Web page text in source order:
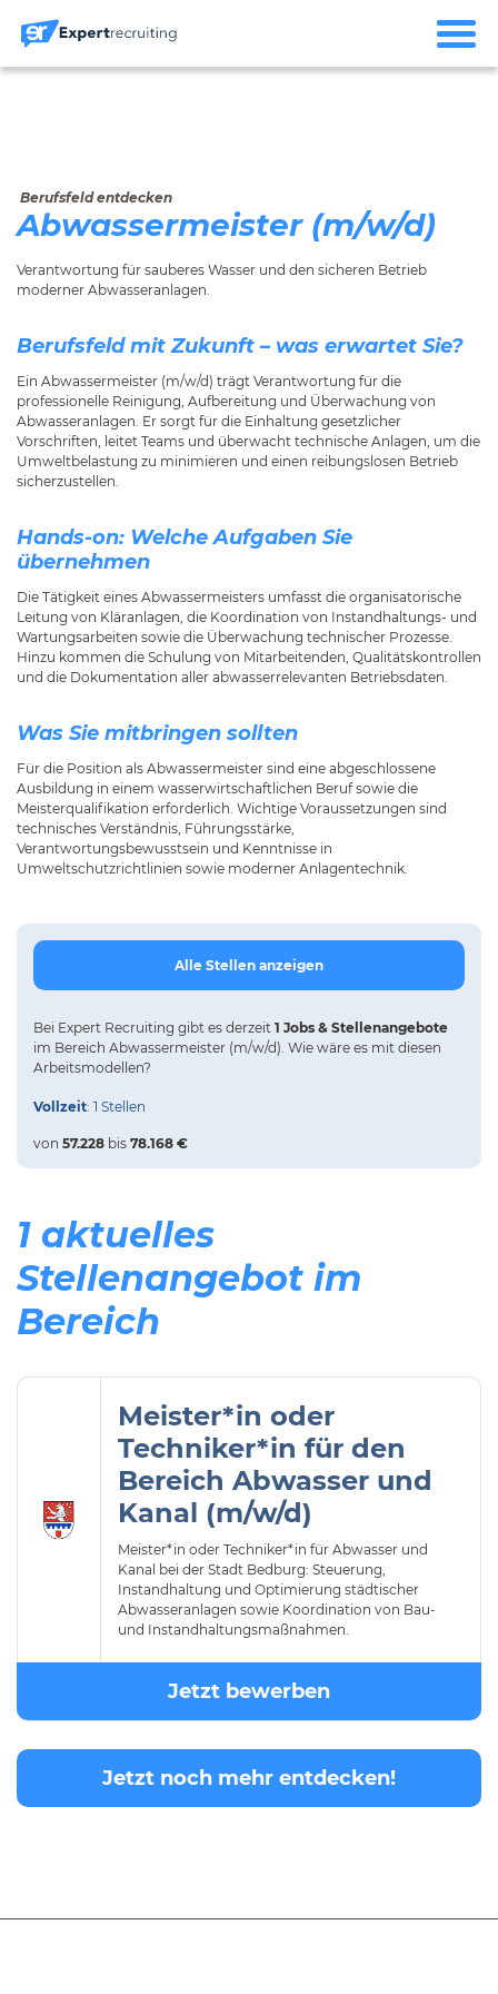
Berufsfeld entdecken
Abwassermeister (m/w/d)
Verantwortung für sauberes Wasser und den sicheren Betrieb
moderner Abwasseranlagen.
Berufsfeld mit Zukunft – was erwartet Sie?
Ein Abwassermeister (m/w/d) trägt Verantwortung für die
professionelle Reinigung, Aufbereitung und Überwachung von
Abwasseranlagen. Er sorgt für die Einhaltung gesetzlicher
Vorschriften, leitet Teams und überwacht technische Anlagen, um die
Umweltbelastung zu minimieren und einen reibungslosen Betrieb
sicherzustellen.
Hands-on: Welche Aufgaben Sie
übernehmen
Die Tätigkeit eines Abwassermeisters umfasst die organisatorische
Leitung von Kläranlagen, die Koordination von Instandhaltungs- und
Wartungsarbeiten sowie die Überwachung technischer Prozesse.
Hinzu kommen die Schulung von Mitarbeitenden, Qualitätskontrollen
und die Dokumentation aller abwasserrelevanten Betriebsdaten.
Was Sie mitbringen sollten
Für die Position als Abwassermeister sind eine abgeschlossene
Ausbildung in einem wasserwirtschaftlichen Beruf sowie die
Meisterqualifikation erforderlich. Wichtige Voraussetzungen sind
technisches Verständnis, Führungsstärke,
Verantwortungsbewusstsein und Kenntnisse in
Umweltschutzrichtlinien sowie moderner Anlagentechnik.
Alle Stellen anzeigen
Bei Expert Recruiting gibt es derzeit 1 Jobs & Stellenangebote
im Bereich Abwassermeister (m/w/d). Wie wäre es mit diesen
Arbeitsmodellen?
Vollzeit: 1 Stellen
von 57.228 bis 78.168 €
1 aktuelles
Stellenangebot im
Bereich
Meister*in oder
Techniker*in für den
Bereich Abwasser und
Kanal (m/w/d)
Meister*in oder Techniker*in für Abwasser und
Kanal bei der Stadt Bedburg: Steuerung,
Instandhaltung und Optimierung städtischer
Abwasseranlagen sowie Koordination von Bau-
und Instandhaltungsmaßnahmen.
Jetzt bewerben
Jetzt noch mehr entdecken!